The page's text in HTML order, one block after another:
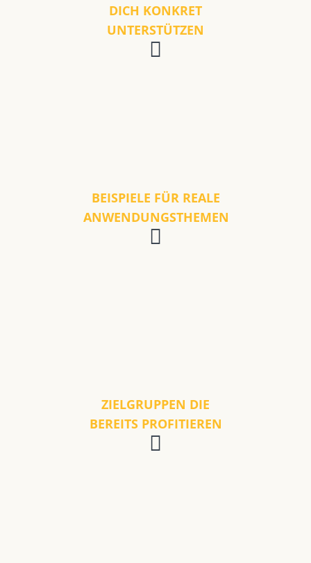
DICH KONKRET
UNTERSTÜTZEN
BEISPIELE FÜR REALE
ANWENDUNGSTHEMEN
ZIELGRUPPEN DIE
BEREITS PROFITIEREN